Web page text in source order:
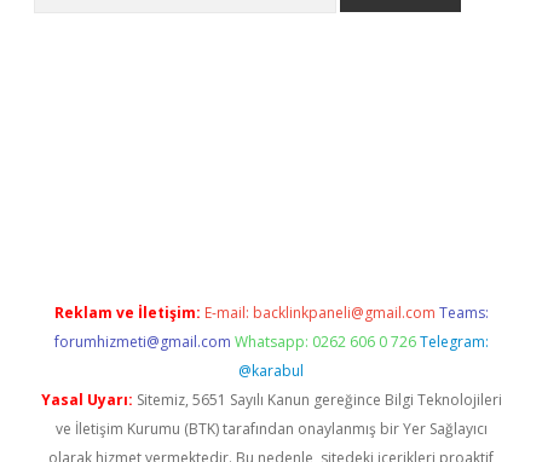
Reklam ve İletişim: E-mail: backlinkpaneli@gmail.com Teams:
forumhizmeti@gmail.com Whatsapp: 0262 606 0 726 Telegram:
@karabul
Yasal Uyarı: Sitemiz, 5651 Sayılı Kanun gereğince Bilgi Teknolojileri
ve İletişim Kurumu (BTK) tarafından onaylanmış bir Yer Sağlayıcı
olarak hizmet vermektedir. Bu nedenle, sitedeki içerikleri proaktif